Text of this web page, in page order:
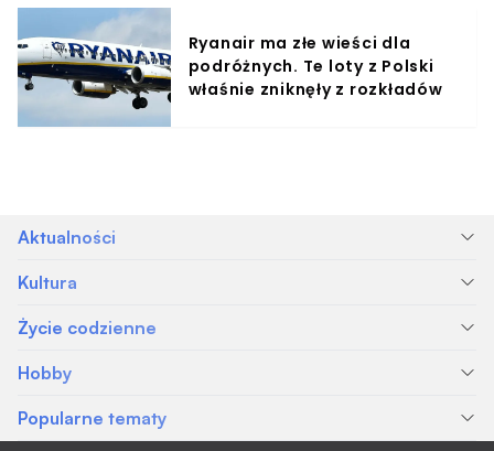
Ryanair ma złe wieści dla
podróżnych. Te loty z Polski
właśnie zniknęły z rozkładów
Aktualności
Kultura
Życie codzienne
Hobby
Popularne tematy